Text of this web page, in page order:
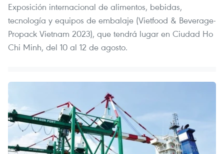
Exposición internacional de alimentos, bebidas,
tecnología y equipos de embalaje (Vietfood & Beverage-
Propack Vietnam 2023), que tendrá lugar en Ciudad Ho
Chi Minh, del 10 al 12 de agosto.